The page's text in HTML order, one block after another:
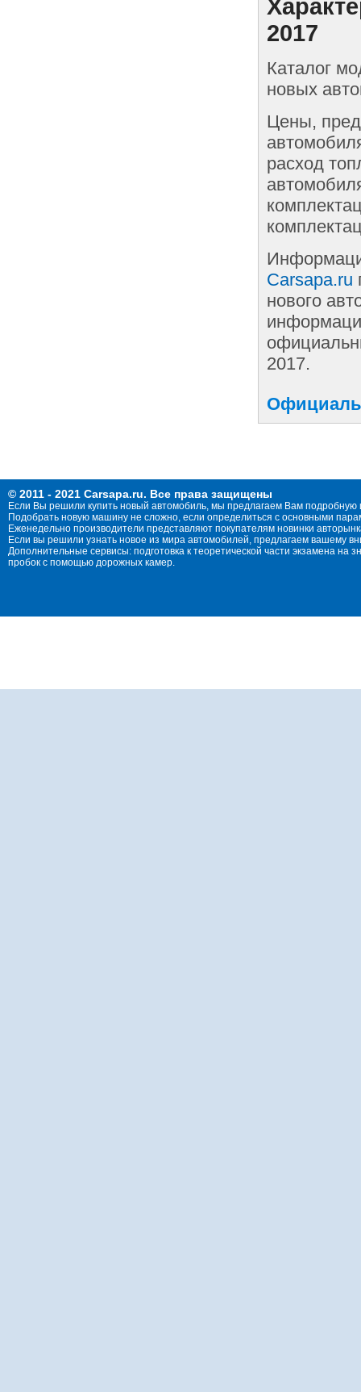
2017
Каталог
новых
Цены,
расход
Carsapa.ru
нового
2017.
© 2011 - 2021 Carsapa.ru. Все права защищены
Если Вы решили купить новый автомобиль, мы предлагаем Вам
Подобрать новую машину не сложно, если определиться с основными
Еженедельно производители представляют покупателям новинки
Если вы решили узнать новое из мира автомобилей, предлагаем вашему
Дополнительные сервисы: подготовка к теоретической части экзамена
пробок с помощью дорожных камер.